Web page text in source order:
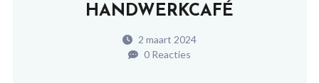
HANDWERKCAFÉ
2 maart 2024
0 Reacties